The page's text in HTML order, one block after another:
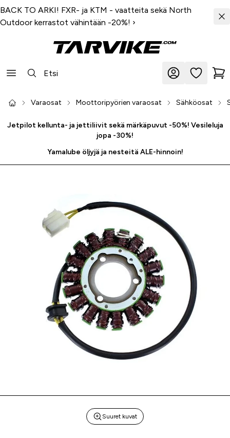
BACK TO ARKI! FXR- ja KTM - vaatteita sekä North
Outdoor kerrastot vähintään -20%! ›
Varaosat Moottoripyörien varaosat Sähköosat
Jetpilot kellunta- ja jettiliivit sekä märkäpuvut -50%! Vesileluja
jopa -30%!
Yamalube öljyjä ja nesteitä ALE-hinnoin!
Suuret kuvat